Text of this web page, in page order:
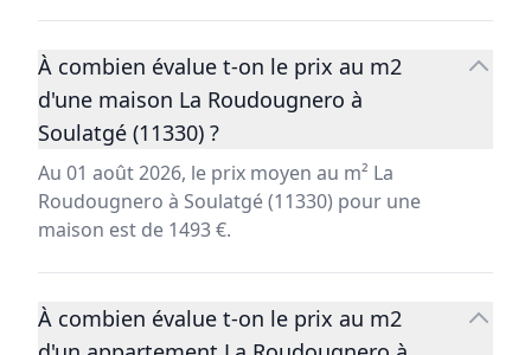
À combien évalue t-on le prix au m2
d'une maison La Roudougnero à
Soulatgé (11330) ?
Au 01 août 2026, le prix moyen au m² La
Roudougnero à Soulatgé (11330) pour une
maison est de 1493 €.
À combien évalue t-on le prix au m2